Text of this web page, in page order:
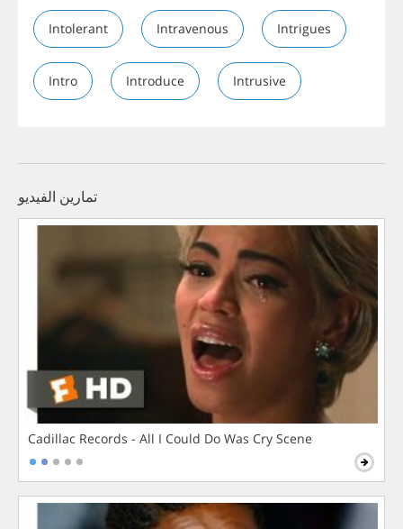
Intolerant Intravenous Intrigues
Intro Introduce Intrusive
تمارين الفيديو
Cadillac Records - All I Could Do Was Cry Scene